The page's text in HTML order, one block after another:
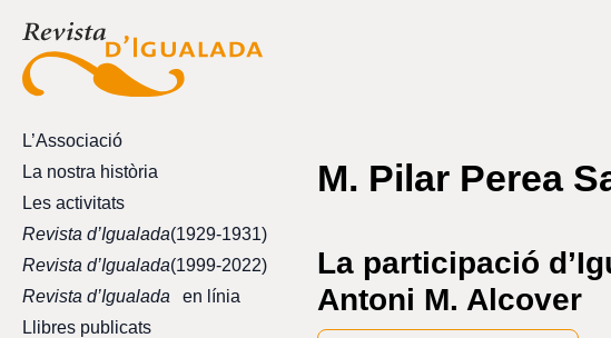
L’Associació
La nostra història
Les activitats
Revista d’Igualada(1929-1931)
Revista d’Igualada(1999-2022)
Revista d’Igualada
en línia
Llibres publicats
M. Pilar Perea
La participació
Antoni M. Alcover